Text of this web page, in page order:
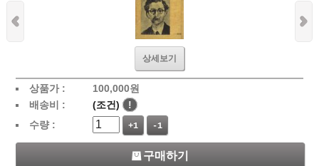
상세보기
상품가 : 100,000원
배송비 :
(조건)
!
수량 :
+1 -1
구매하기